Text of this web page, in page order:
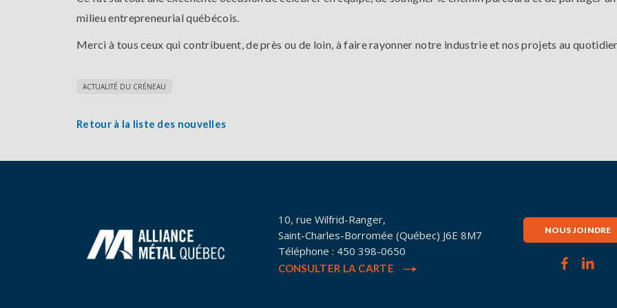
milieu entrepreneurial québécois.
Merci à tous ceux qui contribuent, de près ou de loin, à faire rayonner notre industrie et nos projets au
ACTUALITÉ DU CRÉNEAU
Retour à la liste des nouvelles
10, rue Wilfrid-Ranger,
Saint-Charles-Borromée (Québec) J6E 8M7
Téléphone : 450 398-0650
CONSULTER LA CARTE
NOUS JOINDRE